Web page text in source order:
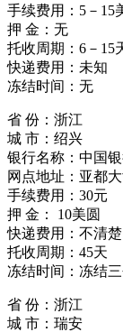
手续费用：5－15
押 金：无
托收周期：6－15
快递费用：未知
冻结时间：无
省 份：浙江
城 市：绍兴
银行名称：中国
网点地址：亚都
手续费用：30元
押 金： 10美圆
快递费用：不清楚
托收周期：45天
冻结时间：冻结三
省 份：浙江
城 市：瑞安